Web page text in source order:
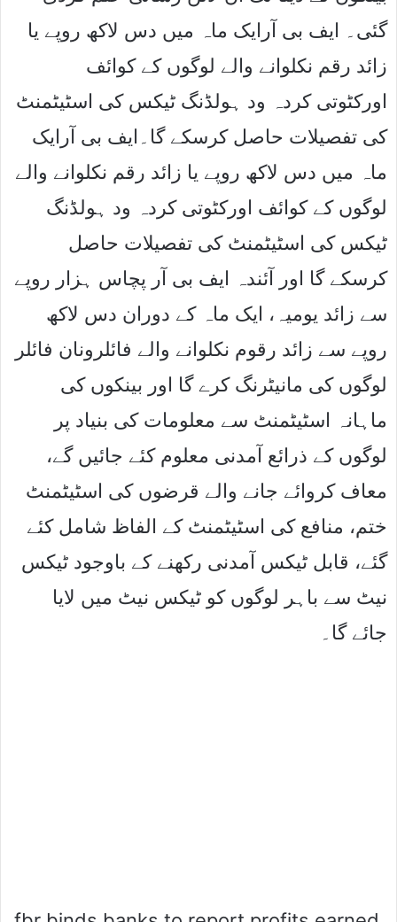
گئی۔ ایف بی آرایک ماہ میں دس لاکھ روپے یا
زائد رقم نکلوانے والے لوگوں کے کوائف
اورکٹوتی کردہ ود ہولڈنگ ٹیکس کی اسٹیٹمنٹ
کی تفصیلات حاصل کرسکے گا۔ایف بی آرایک
ماہ میں دس لاکھ روپے یا زائد رقم نکلوانے والے
لوگوں کے کوائف اورکٹوتی کردہ ود ہولڈنگ
ٹیکس کی اسٹیٹمنٹ کی تفصیلات حاصل
کرسکے گا اور آئندہ ایف بی آر پچاس ہزار روپے
سے زائد یومیہ، ایک ماہ کے دوران دس لاکھ
روپے سے زائد رقوم نکلوانے والے فائلرونان فائلر
لوگوں کی مانیٹرنگ کرے گا اور بینکوں کی
ماہانہ اسٹیٹمنٹ سے معلومات کی بنیاد پر
لوگوں کے ذرائع آمدنی معلوم کئے جائیں گے،
معاف کروائے جانے والے قرضوں کی اسٹیٹمنٹ
ختم، منافع کی اسٹیٹمنٹ کے الفاظ شامل کئے
گئے، قابل ٹیکس آمدنی رکھنے کے باوجود ٹیکس
نیٹ سے باہر لوگوں کو ٹیکس نیٹ میں لایا
جائے گا۔